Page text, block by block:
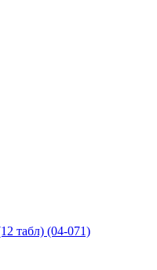
табл) (04-071)